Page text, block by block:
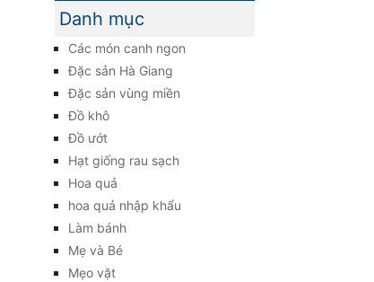
Danh mục
Các món canh ngon
Đặc sản Hà Giang
Đặc sản vùng miền
Đồ khô
Đồ ướt
Hạt giống rau sạch
Hoa quả
hoa quả nhập khẩu
Làm bánh
Mẹ và Bé
Mẹo vặt